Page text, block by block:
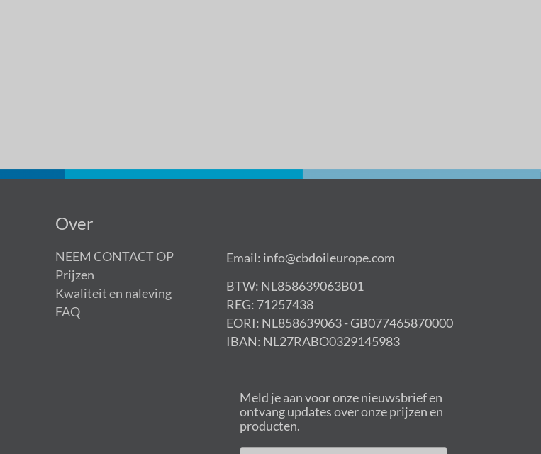
Over
NEEM CONTACT OP
Prijzen
Kwaliteit en naleving
FAQ
Email: info@cbdoileurope.com
BTW: NL858639063B01
REG: 71257438
EORI: NL858639063 - GB077465870000
IBAN: NL27RABO0329145983
Meld je aan voor onze nieuwsbrief en
ontvang updates over onze prijzen en
producten.